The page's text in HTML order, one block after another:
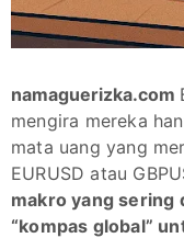
namaguerizka.com
mengira mereka
mata uang yang
EURUSD atau
makro yang sering
“kompas global”